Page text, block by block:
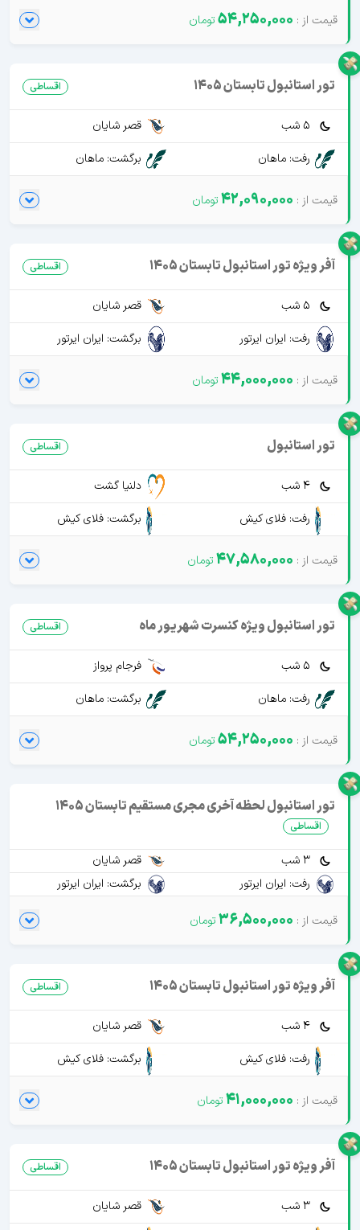
54,250,000
تور استانبول تابستان 1405 اقساطی
5 شب
قصر شایان
رفت: ماهان
برگشت: ماهان
42,090,000
آفر ویژه تور استانبول تابستان 1405 اقساطی
5 شب
قصر شایان
رفت: ایران ایرتور
برگشت: ایران ایرتور
44,000,000
تور استانبول اقساطی
4 شب
دلنیا گشت
رفت: فلای کیش
برگشت: فلای کیش
47,580,000
تور استانبول ویژه کنسرت شهریور ماه اقساطی
5 شب
فرجام پرواز
رفت: ماهان
برگشت: ماهان
54,250,000
تور استانبول لحظه آخری مجری مستقیم تابستان 1405
اقساطی
3 شب
قصر شایان
رفت: ایران ایرتور
برگشت: ایران ایرتور
36,500,000
آفر ویژه تور استانبول تابستان 1405 اقساطی
4 شب
قصر شایان
رفت: فلای کیش
برگشت: فلای کیش
41,000,000
آفر ویژه تور استانبول تابستان 1405 اقساطی
3 شب
قصر شایان